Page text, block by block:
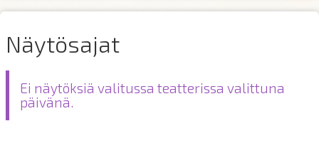
Näytösajat
Ei näytöksiä valitussa teatterissa valittuna
päivänä.